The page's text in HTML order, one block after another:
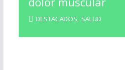
DESTACADOS, SALUD